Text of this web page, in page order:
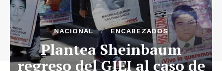
NACIONAL ENCABEZADOS
Plantea Sheinbaum
regreso del GIEI al caso de